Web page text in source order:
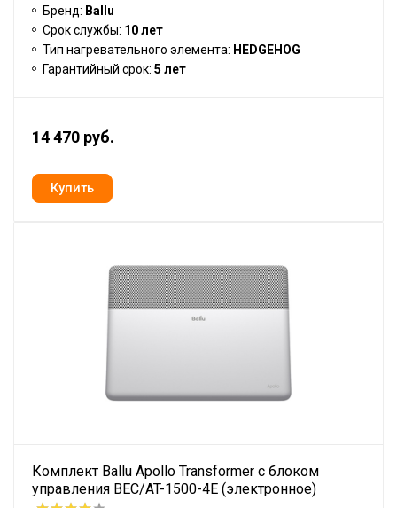
Бренд: Ballu
Срок службы: 10 лет
Тип нагревательного элемента: HEDGEHOG
Гарантийный срок: 5 лет
14 470 руб.
Комплект Ballu Apollo Transformer с блоком
управления BEC/AT-1500-4E (электронное)